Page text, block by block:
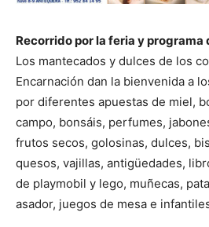
Recorrido por la feria y programa
Los mantecados y dulces de los
Encarnación dan la bienvenida a
por diferentes apuestas de miel,
campo, bonsáis, perfumes,
frutos secos, golosinas, dulces,
quesos, vajillas, antigüedades,
de playmobil y lego, muñecas,
asador, juegos de mesa e